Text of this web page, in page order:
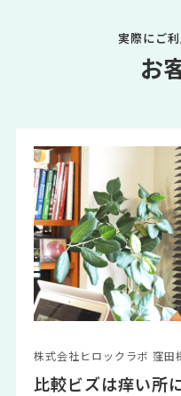
実際にご
お
株式会社ヒロックラボ 窪田
比較ビズは痒い所